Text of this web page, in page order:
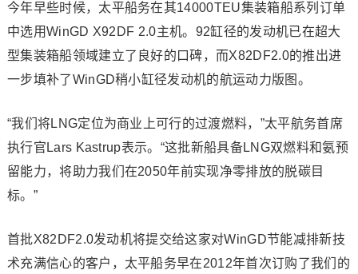
今年早些时候，太平船务在其14000TEU集装箱船系列订单
中选用WinGD X92DF 2.0主机。92缸径的发动机已在超大
型集装箱船领域建立了良好的口碑，而X82DF2.0的推出进
一步填补了WinGD稍小缸径发动机的航运动力版图。
“我们将LNG定位为商业上可行的过渡燃料，”太平航务首席
执行官Lars Kastrup表示。“这批新船具备LNG双燃料和氨预
留能力，将助力我们在2050年前实现净零排放的脱碳目
标。”
首批X82DF2.0发动机将提交给这家对WinGD节能减排新技
术充满信心的客户，太平船务早在2012年首次订购了我们的